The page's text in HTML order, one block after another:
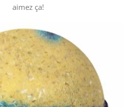
aimez ça!